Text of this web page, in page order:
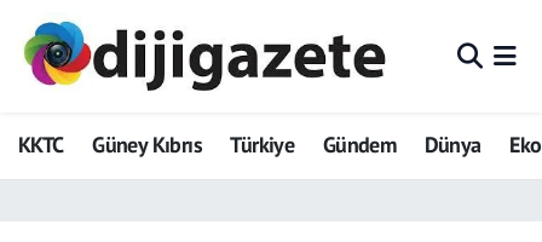
KKTC Güney Kıbrıs Türkiye Gündem Dünya
ADVERTORIAL
Dijigazete
Hava Durumu
Trafik Durumu